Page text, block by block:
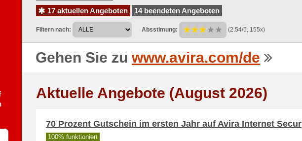
17 aktuellen Angeboten
14 beendeten Angeboten
Filtern nach: Absstimung: (2.54/5, 155x)
Gehen Sie zu www.avira.com/de
Aktuelle Angebote (August 2026)
70 Prozent Gutschein im ersten Jahr auf Avira Internet Secur
100% funktioniert